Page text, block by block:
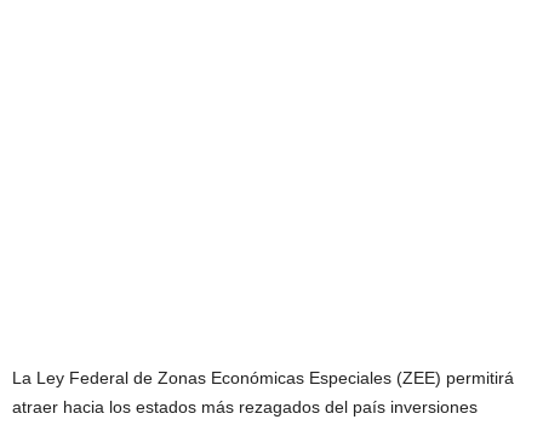
La Ley Federal de Zonas Económicas Especiales (ZEE) permitirá
atraer hacia los estados más rezagados del país inversiones